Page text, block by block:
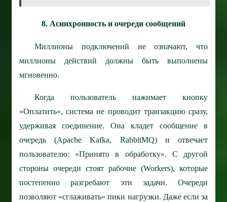
8. Асинхронность и очереди сообщений
Миллионы подключений не означают, что
миллионы действий должны быть выполнены
мгновенно.
Когда пользователь нажимает кнопку
«Оплатить», система не проводит транзакцию сразу,
удерживая соединение. Она кладет сообщение в
очередь (Apache Kafka, RabbitMQ) и отвечает
пользователю: «Принято в обработку». С другой
стороны очереди стоят рабочие (Workers), которые
постепенно разгребают эти задачи. Очереди
позволяют «сглаживать» пики нагрузки. Даже если за